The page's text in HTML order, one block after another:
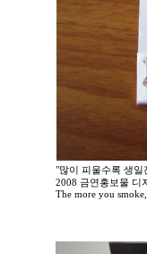
"많이 피울수록 생일
2008 금연홍보물 디
The more you